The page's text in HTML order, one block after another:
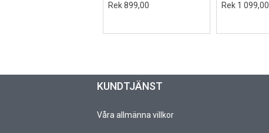
Rek 899,00 Rek 1 099,00
KUNDTJÄNST
Våra allmänna villkor